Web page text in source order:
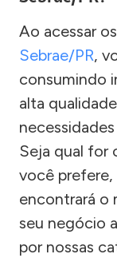
Ao acessar
Sebrae/PR,
consumindo
alta
Seja qual for
você
encontrará o
seu negócio
por nossas